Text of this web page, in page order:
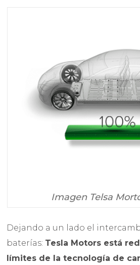
Imagen Telsa
Dejando a un lado el
baterías: Tesla Motors está
límites de la tecnología de